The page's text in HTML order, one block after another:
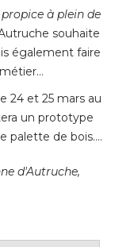
à plein de
souhaite
également faire
24 et 25 mars au
un prototype
palette de bois….
d'Autruche,